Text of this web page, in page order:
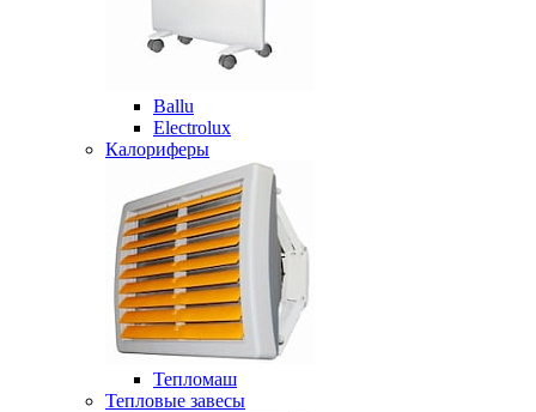
Ballu
Electrolux
Калориферы
Тепломаш
Тепловые завесы